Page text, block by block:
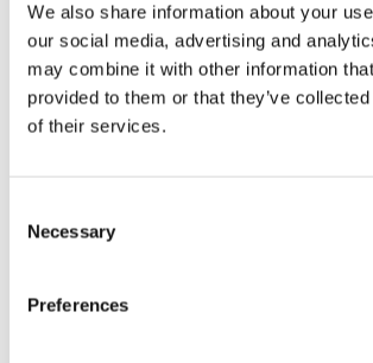
We also share information about your
our social media, advertising and
may combine it with other information
provided to them or that they’ve
of their services.
Selection
Necessary
Preferences